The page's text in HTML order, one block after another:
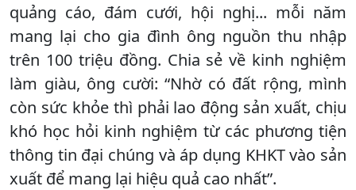
quảng cáo, đám cưới, hội nghị... mỗi năm
mang lại cho gia đình ông nguồn thu nhập
trên 100 triệu đồng. Chia sẻ về kinh nghiệm
làm giàu, ông cười: “Nhờ có đất rộng, mình
còn sức khỏe thì phải lao động sản xuất, chịu
khó học hỏi kinh nghiệm từ các phương tiện
thông tin đại chúng và áp dụng KHKT vào sản
xuất để mang lại hiệu quả cao nhất”.